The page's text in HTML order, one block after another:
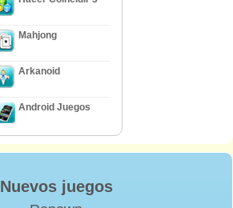
Mahjong
Arkanoid
Android Juegos
Nuevos juegos